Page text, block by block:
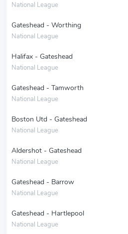
National League
Gateshead - Worthing
National League
Halifax - Gateshead
National League
Gateshead - Tamworth
National League
Boston Utd - Gateshead
National League
Aldershot - Gateshead
National League
Gateshead - Barrow
National League
Gateshead - Hartlepool
National League